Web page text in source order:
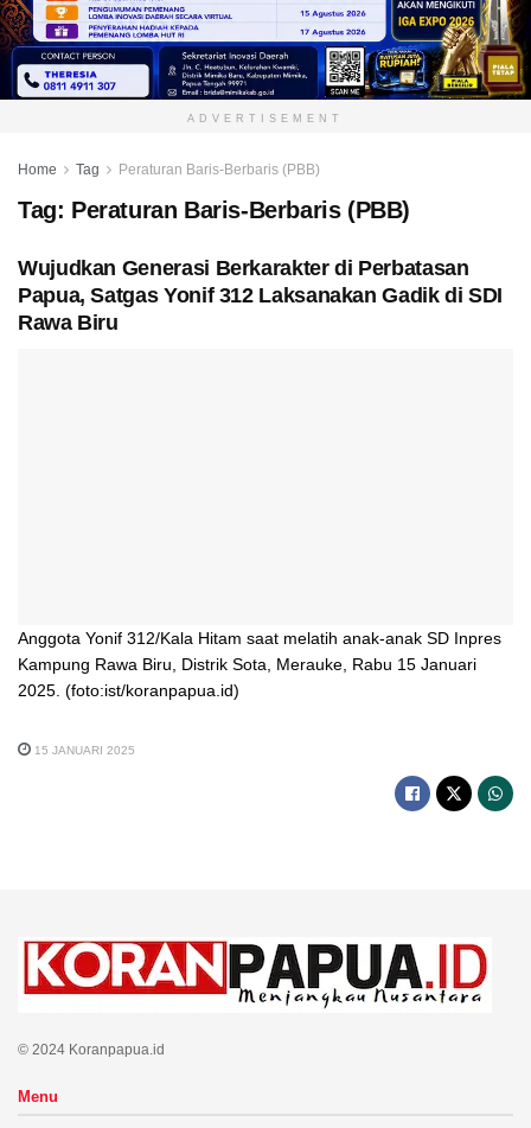
ADVERTISEMENT
Home Tag Peraturan Baris-Berbaris (PBB)
Tag: Peraturan Baris-Berbaris (PBB)
Wujudkan Generasi Berkarakter di Perbatasan
Papua, Satgas Yonif 312 Laksanakan Gadik di SDI
Rawa Biru
Anggota Yonif 312/Kala Hitam saat melatih anak-anak SD Inpres
Kampung Rawa Biru, Distrik Sota, Merauke, Rabu 15 Januari
2025. (foto:ist/koranpapua.id)
15 JANUARI 2025
© 2024 Koranpapua.id
Menu